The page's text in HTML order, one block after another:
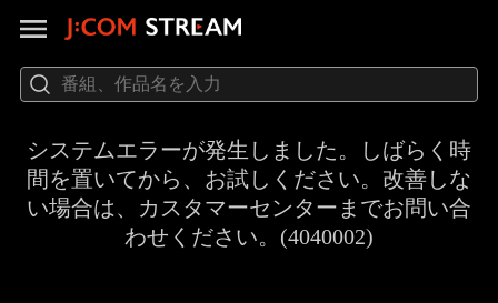
システムエラーが発生しました。しばらく時
間を置いてから、お試しください。改善しな
い場合は、カスタマーセンターまでお問い合
わせください。(4040002)